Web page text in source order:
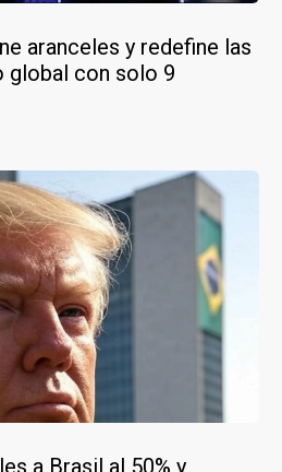
aranceles y redefine las
global con solo 9
a Brasil al 50% y